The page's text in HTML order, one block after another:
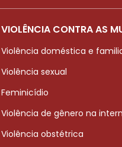
VIOLÊNCIA CONTRA AS
Violência doméstica e
Violência sexual
Feminicídio
Violência de gênero na
Violência obstétrica